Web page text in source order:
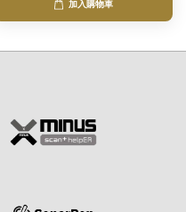
加入購物車